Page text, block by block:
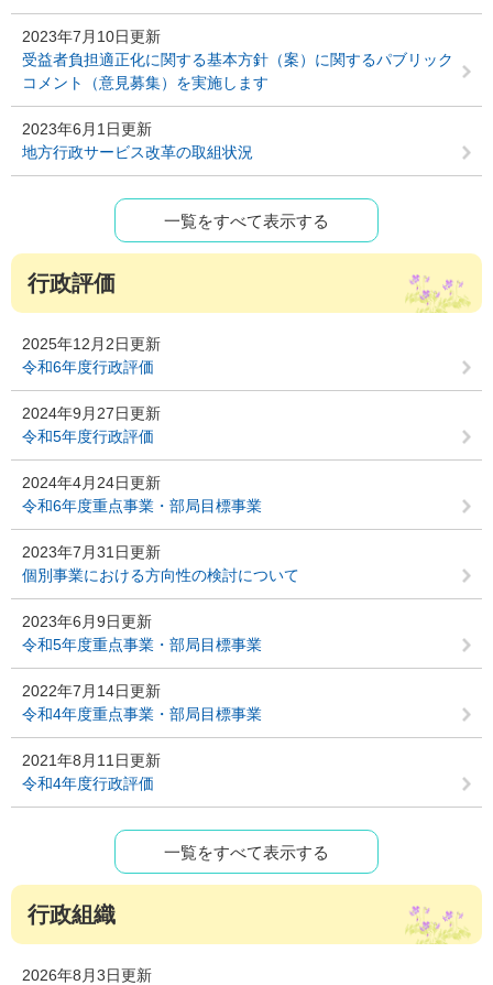
2023年7月10日更新
受益者負担適正化に関する基本方針（案）に関するパブリック
コメント（意見募集）を実施します
2023年6月1日更新
地方行政サービス改革の取組状況
一覧をすべて表示する
行政評価
2025年12月2日更新
令和6年度行政評価
2024年9月27日更新
令和5年度行政評価
2024年4月24日更新
令和6年度重点事業・部局目標事業
2023年7月31日更新
個別事業における方向性の検討について
2023年6月9日更新
令和5年度重点事業・部局目標事業
2022年7月14日更新
令和4年度重点事業・部局目標事業
2021年8月11日更新
令和4年度行政評価
一覧をすべて表示する
行政組織
2026年8月3日更新